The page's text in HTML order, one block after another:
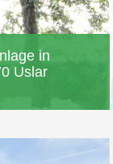
in
Uslar